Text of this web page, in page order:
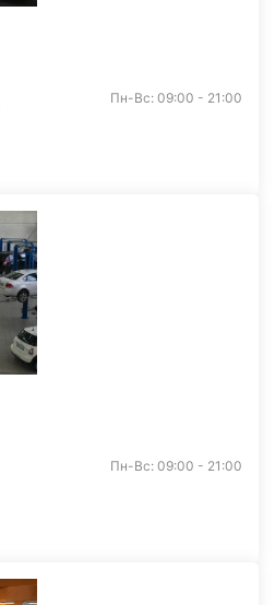
Пн-Вс: 09:00 - 21:00
Пн-Вс: 09:00 - 21:00